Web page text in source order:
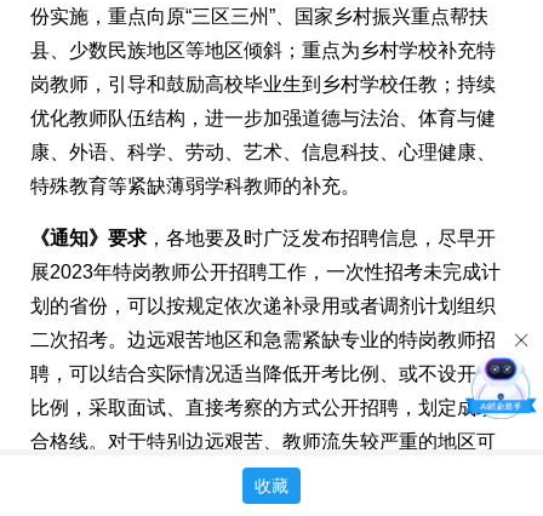
份实施，重点向原“三区三州”、国家乡村振兴重点帮扶
县、少数民族地区等地区倾斜；重点为乡村学校补充特
岗教师，引导和鼓励高校毕业生到乡村学校任教；持续
优化教师队伍结构，进一步加强道德与法治、体育与健
康、外语、科学、劳动、艺术、信息科技、心理健康、
特殊教育等紧缺薄弱学科教师的补充。
《通知》要求 ，各地要及时广泛发布招聘信息，尽早开
展2023年特岗教师公开招聘工作，一次性招考未完成计
划的省份，可以按规定依次递补录用或者调剂计划组织
二次招考。边远艰苦地区和急需紧缺专业的特岗教师招
聘，可以结合实际情况适当降低开考比例、或不设开考
比例，采取面试、直接考察的方式公开招聘，划定成绩
合格线。对于特别边远艰苦、教师流失较严重的地区可
向本地生源倾斜。要切实做好特岗教师待遇保障，确保
特岗教师工资按时足额发放，按规定参加社会保险，保
收藏